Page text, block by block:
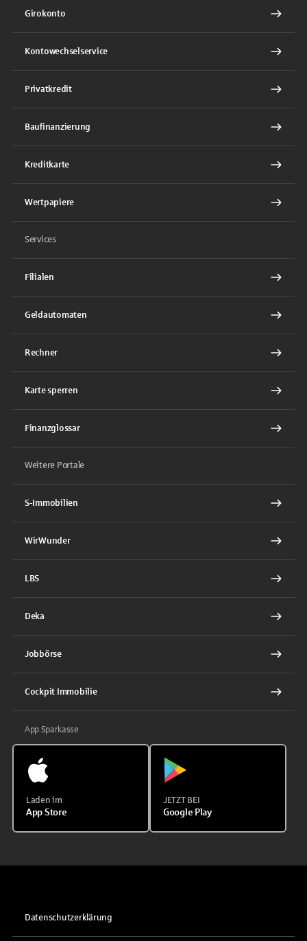
Girokonto
Kontowechselservice
Privatkredit
Baufinanzierung
Kreditkarte
Wertpapiere
Services
Filialen
Geldautomaten
Rechner
Karte sperren
Finanzglossar
Weitere Portale
S-Immobilien
WirWunder
LBS
Deka
Jobbörse
Cockpit Immobilie
App Sparkasse
Laden im
App Store
JETZT BEI
Google Play
Datenschutzerklärung